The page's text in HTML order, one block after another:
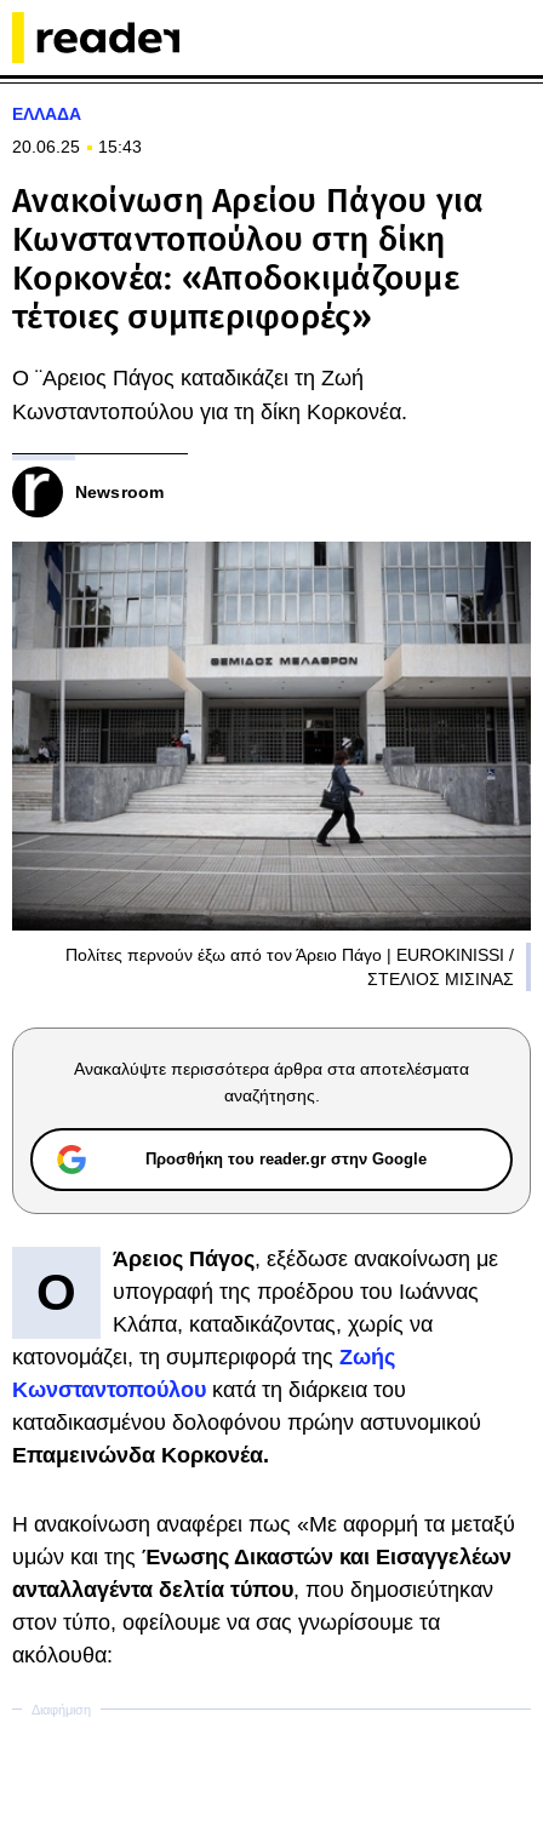
ΕΛΛΑΔΑ
20.06.25
15:43
Ανακοίνωση Αρείου Πάγου για
Κωνσταντοπούλου στη δίκη
Κορκονέα: «Αποδοκιμάζουμε
τέτοιες συμπεριφορές»
Ο ¨Αρειος Πάγος καταδικάζει τη Ζωή
Κωνσταντοπούλου για τη δίκη Κορκονέα.
Newsroom
Πολίτες περνούν έξω από τον Άρειο Πάγο | EUROKINISSI /
ΣΤΕΛΙΟΣ ΜΙΣΙΝΑΣ
Ανακαλύψτε περισσότερα άρθρα στα αποτελέσματα
αναζήτησης.
Προσθήκη του reader.gr στην Google
Ο
Άρειος Πάγος, εξέδωσε ανακοίνωση με
υπογραφή της προέδρου του Ιωάννας
Κλάπα, καταδικάζοντας, χωρίς να
κατονομάζει, τη συμπεριφορά της Ζωής
Κωνσταντοπούλου κατά τη διάρκεια του
καταδικασμένου δολοφόνου πρώην αστυνομικού
Επαμεινώνδα Κορκονέα.
Η ανακοίνωση αναφέρει πως «Με αφορμή τα μεταξύ
υμών και της Ένωσης Δικαστών και Εισαγγελέων
ανταλλαγέντα δελτία τύπου, που δημοσιεύτηκαν
στον τύπο, οφείλουμε να σας γνωρίσουμε τα
ακόλουθα: